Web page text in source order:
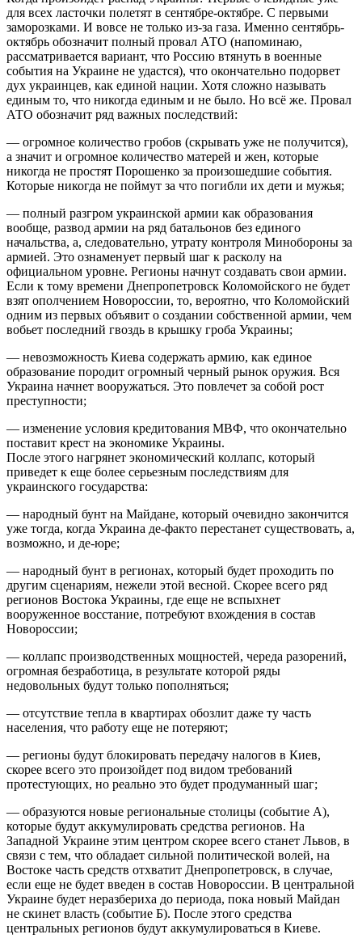
для всех ласточки полетят в сентябре-октябре. С первыми
заморозками. И вовсе не только из-за газа. Именно сентябрь-
октябрь обозначит полный провал АТО (напоминаю,
рассматривается вариант, что Россию втянуть в военные
события на Украине не удастся), что окончательно подорвет
дух украинцев, как единой нации. Хотя сложно называть
единым то, что никогда единым и не было. Но всё же. Провал
АТО обозначит ряд важных последствий:
— огромное количество гробов (скрывать уже не получится),
а значит и огромное количество матерей и жен, которые
никогда не простят Порошенко за произошедшие события.
Которые никогда не поймут за что погибли их дети и мужья;
— полный разгром украинской армии как образования
вообще, развод армии на ряд батальонов без единого
начальства, а, следовательно, утрату контроля Минобороны за
армией. Это ознаменует первый шаг к расколу на
официальном уровне. Регионы начнут создавать свои армии.
Если к тому времени Днепропетровск Коломойского не будет
взят ополчением Новороссии, то, вероятно, что Коломойский
одним из первых объявит о создании собственной армии, чем
вобьет последний гвоздь в крышку гроба Украины;
— невозможность Киева содержать армию, как единое
образование породит огромный черный рынок оружия. Вся
Украина начнет вооружаться. Это повлечет за собой рост
преступности;
— изменение условия кредитования МВФ, что окончательно
поставит крест на экономике Украины.
После этого нагрянет экономический коллапс, который
приведет к еще более серьезным последствиям для
украинского государства:
— народный бунт на Майдане, который очевидно закончится
уже тогда, когда Украина де-факто перестанет существовать, а,
возможно, и де-юре;
— народный бунт в регионах, который будет проходить по
другим сценариям, нежели этой весной. Скорее всего ряд
регионов Востока Украины, где еще не вспыхнет
вооруженное восстание, потребуют вхождения в состав
Новороссии;
— коллапс производственных мощностей, череда разорений,
огромная безработица, в результате которой ряды
недовольных будут только пополняться;
— отсутствие тепла в квартирах обозлит даже ту часть
населения, что работу еще не потеряют;
— регионы будут блокировать передачу налогов в Киев,
скорее всего это произойдет под видом требований
протестующих, но реально это будет продуманный шаг;
— образуются новые региональные столицы (событие А),
которые будут аккумулировать средства регионов. На
Западной Украине этим центром скорее всего станет Львов, в
связи с тем, что обладает сильной политической волей, на
Востоке часть средств отхватит Днепропетровск, в случае,
если еще не будет введен в состав Новороссии. В центральной
Украине будет неразбериха до периода, пока новый Майдан
не скинет власть (событие Б). После этого средства
центральных регионов будут аккумулироваться в Киеве.